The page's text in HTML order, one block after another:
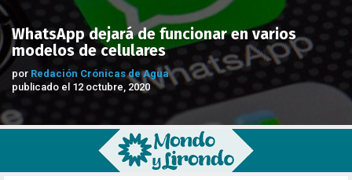
WhatsApp dejará de funcionar en varios
modelos de celulares
por Redación Crónicas de Agua
publicado el 12 octubre, 2020